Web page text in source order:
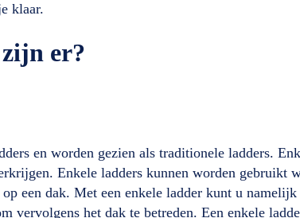
klaar.
er?
en worden gezien als traditionele ladders.
Enkele ladders kunnen worden gebruikt
een dak. Met een enkele ladder kunt u namelijk
vervolgens het dak te betreden. Een enkele